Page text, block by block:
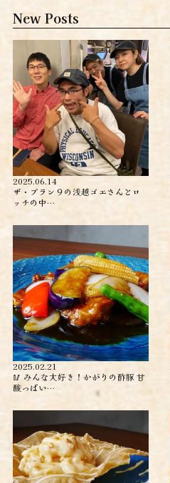
New Posts
2025.06.14
ザ・プラン９の浅越ゴエさんとロ
ッチの中…
2025.02.21
🥢 みんな大好き！かがりの酢豚 甘
酸っぱい…